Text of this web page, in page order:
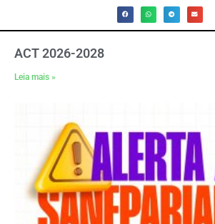
ACT 2026-2028
Leia mais »